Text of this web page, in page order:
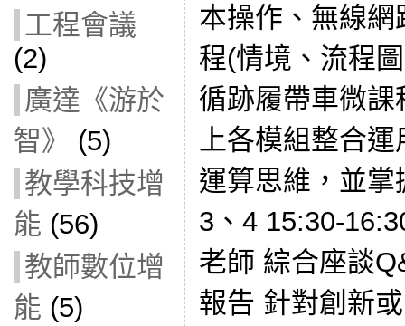
工程會議
(2)
廣達《游於
智》
(5)
教學科技增
能 (56)
教師數位增
能 (5)
本操作、無線
程(情境、流程
循跡履帶車微課
上各模組整合
運算思維，並
3、4 15:30-
老師 綜合座談
報告 針對創新